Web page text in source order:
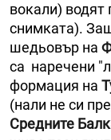
вокали) водят
снимката).
шедьовър на
са наречени
формация на
(нали не си
Средните